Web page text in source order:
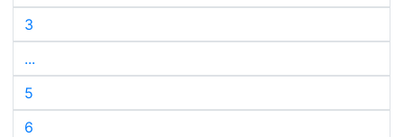
3
...
5
6